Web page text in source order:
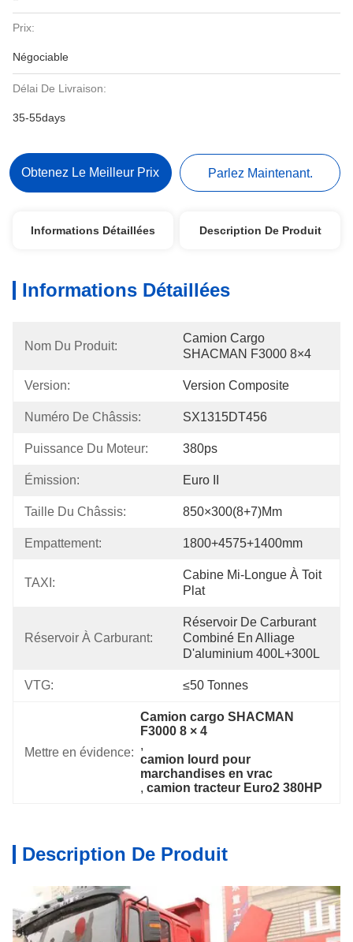
Prix:
Négociable
Délai De Livraison:
35-55days
Obtenez Le Meilleur Prix Parlez Maintenant.
Informations Détaillées Description De Produit
Informations Détaillées
Nom Du Produit:
Camion Cargo
SHACMAN F3000 8×4
Version: Version Composite
Numéro De Châssis: SX1315DT456
Puissance Du Moteur: 380ps
Émission: Euro II
Taille Du Châssis: 850×300(8+7)mm
Empattement: 1800+4575+1400mm
TAXI:
Cabine Mi-Longue À Toit
Plat
Réservoir À Carburant:
Réservoir De Carburant
Combiné En Alliage
D'aluminium 400L+300L
VTG: ≤50 Tonnes
Mettre en évidence:
Camion cargo SHACMAN
F3000 8 × 4
,
camion lourd pour
marchandises en vrac
, camion tracteur Euro2 380HP
Description De Produit